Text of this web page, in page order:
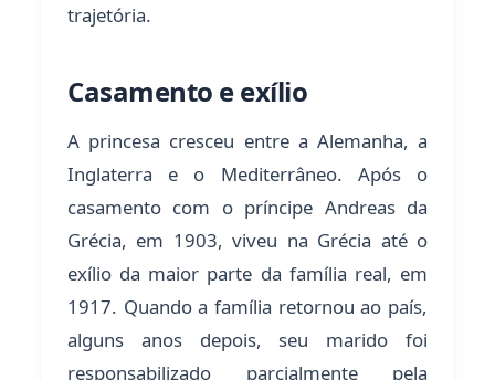
trajetória.
Casamento e exílio
A princesa cresceu entre a Alemanha, a
Inglaterra e o Mediterrâneo. Após o
casamento com o príncipe Andreas da
Grécia, em 1903, viveu na Grécia até o
exílio da maior parte da família real, em
1917. Quando a família retornou ao país,
alguns anos depois, seu marido foi
responsabilizado parcialmente pela